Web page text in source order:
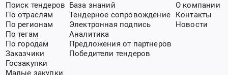
Поиск тендеров
По отраслям
По регионам
По тегам
По городам
Заказчики
Госзакупки
Малые закупки
База знаний
Тендерное сопровождение
Электронная подпись
Аналитика
Предложения от партнеров
Победители тендеров
О компании
Контакты
Новости